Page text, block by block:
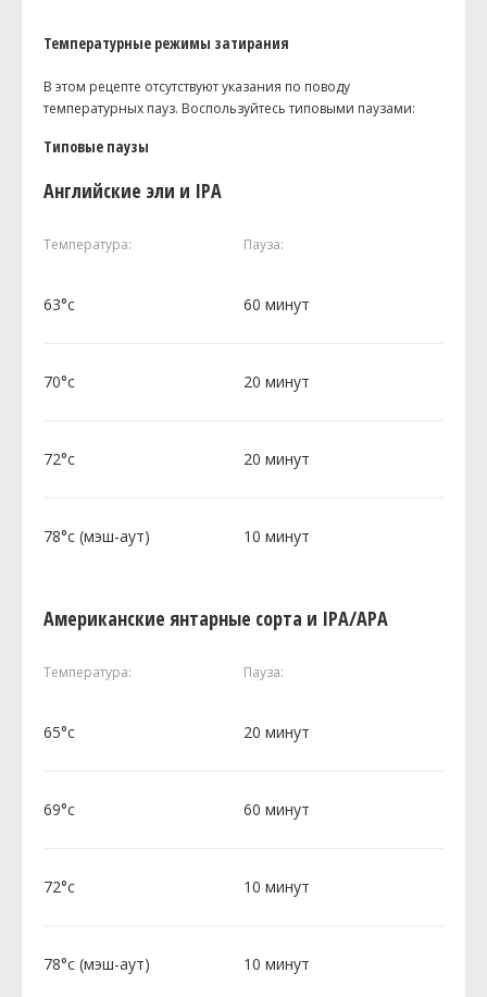
Температурные режимы затирания
В этом рецепте отсутствуют указания по поводу
температурных пауз. Воспользуйтесь типовыми паузами:
Типовые паузы
Английские эли и IPA
Температура: Пауза:
63°c 60 минут
70°c 20 минут
72°c 20 минут
78°c (мэш-аут) 10 минут
Американские янтарные сорта и IPA/APA
Температура: Пауза:
65°c 20 минут
69°c 60 минут
72°c 10 минут
78°c (мэш-аут) 10 минут